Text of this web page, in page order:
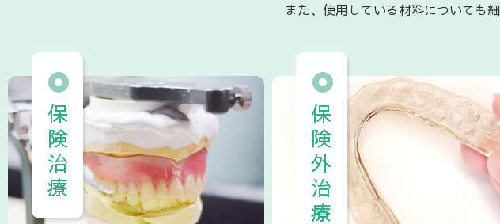
また、使用している材料についても
保険治療 保険外治療